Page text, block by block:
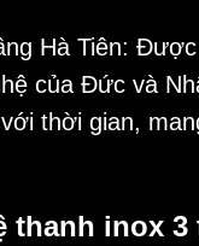
Hà Tiên: Được
của Đức và
thời gian,
thanh inox 3